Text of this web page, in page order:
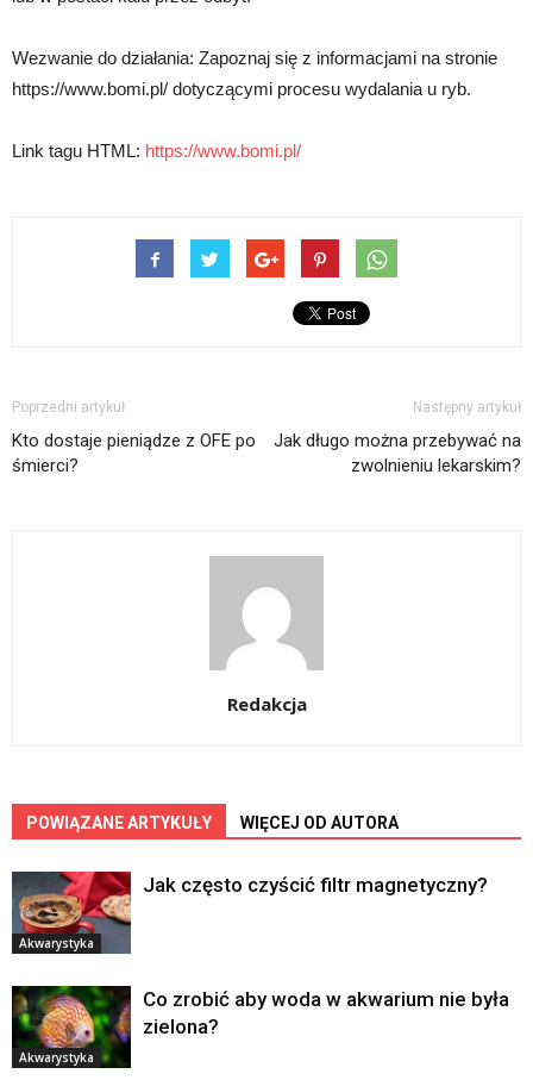
Wezwanie do działania: Zapoznaj się z informacjami na stronie
https://www.bomi.pl/ dotyczącymi procesu wydalania u ryb.
Link tagu HTML: https://www.bomi.pl/
Poprzedni artykuł
Kto dostaje pieniądze z OFE po
śmierci?
Następny artykuł
Jak długo można przebywać na
zwolnieniu lekarskim?
Redakcja
POWIĄZANE ARTYKUŁY WIĘCEJ OD AUTORA
Akwarystyka
Jak często czyścić filtr magnetyczny?
Akwarystyka
Co zrobić aby woda w akwarium nie była
zielona?